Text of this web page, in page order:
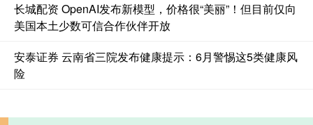
长城配资 OpenAI发布新模型，价格很“美丽”！但目前仅向
美国本土少数可信合作伙伴开放
安泰证券 云南省三院发布健康提示：6月警惕这5类健康风
险